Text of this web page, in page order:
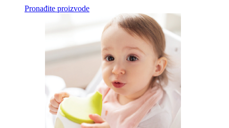
Pronađite proizvode